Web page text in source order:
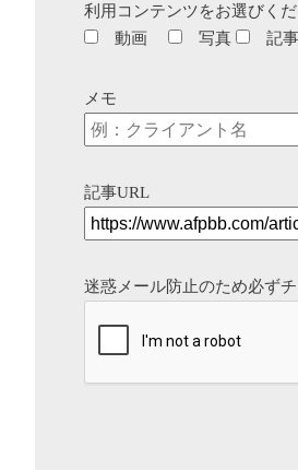
利用コンテンツをお選びくだ
動画
写真 記事
メモ
記事URL
迷惑メール防止のため必ず